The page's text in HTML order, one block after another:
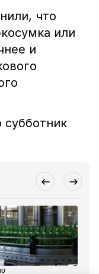
что
или
и
субботник